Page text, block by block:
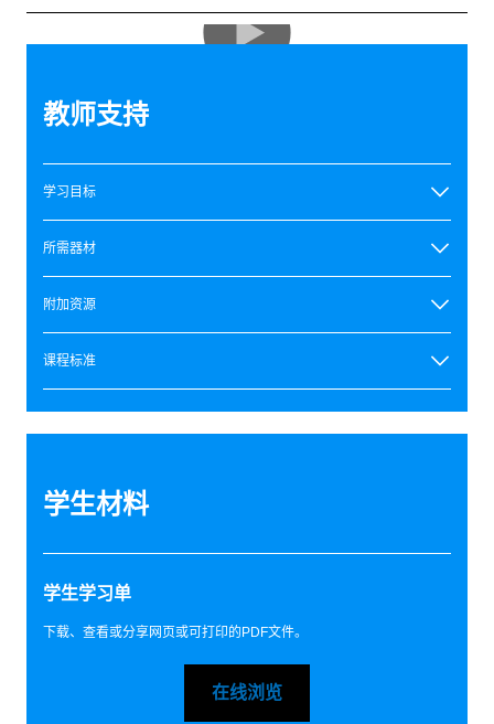
教师支持
学习目标
所需器材
附加资源
课程标准
学生材料
学生学习单
下载、查看或分享网页或可打印的PDF文件。
在线浏览